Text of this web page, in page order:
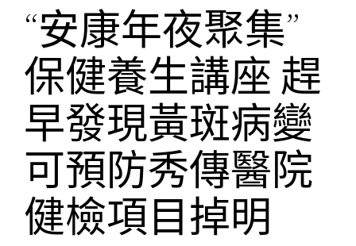
“安康年夜聚集”
保健養生講座 趕
早發現黃斑病變
可預防秀傳醫院
健檢項目掉明